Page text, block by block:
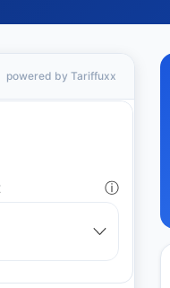
powered by Tariffuxx